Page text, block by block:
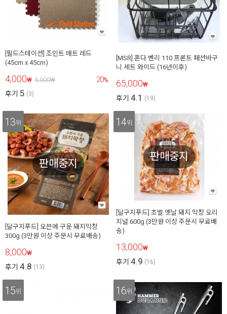
[필드스테이션] 조인트 매트 레드
(45cm x 45cm)
4,000₩ 5,000₩ 20%
후기 5 (3)
[MSR] 혼다 벤리 110 프론트 패션바구
니 세트 와이드 (16년이후)
65,000₩
후기 4.1 (19)
판매중지
13위
[달구지푸드] 오븐에 구운 돼지막창
300g (3만원 이상 주문시 무료배송)
8,000₩
후기 4.8 (13)
판매중지
14위
[달구지푸드] 초벌 옛날 돼지 막창 오리
지널 600g (3만원 이상 주문시 무료배
송)
13,000₩
후기 4.9 (16)
15위 16위